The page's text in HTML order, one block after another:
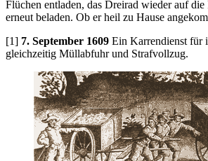
Flüchen entladen, das Dreirad wieder auf die
erneut beladen. Ob er heil zu Hause
[1] 7. September 1609 Ein Karrendienst für
gleichzeitig Müllabfuhr und Strafvollzug.